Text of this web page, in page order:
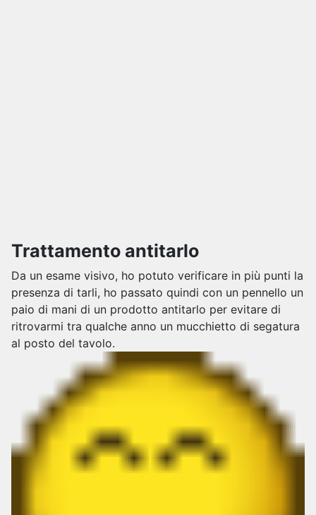
Trattamento antitarlo
Da un esame visivo, ho potuto verificare in più punti la
presenza di tarli, ho passato quindi con un pennello un
paio di mani di un prodotto antitarlo per evitare di
ritrovarmi tra qualche anno un mucchietto di segatura
al posto del tavolo.